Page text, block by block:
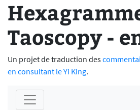
Taoscopy -
Un projet de traduction des
en consultant le Yi King.